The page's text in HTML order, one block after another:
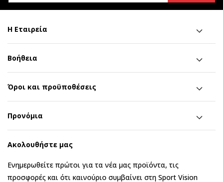
Η Εταιρεία
Βοήθεια
Όροι και προϋποθέσεις
Προνόμια
Ακολουθήστε μας
Ενημερωθείτε πρώτοι για τα νέα μας προϊόντα, τις
προσφορές και ότι καινούριο συμβαίνει στη Sport Vision